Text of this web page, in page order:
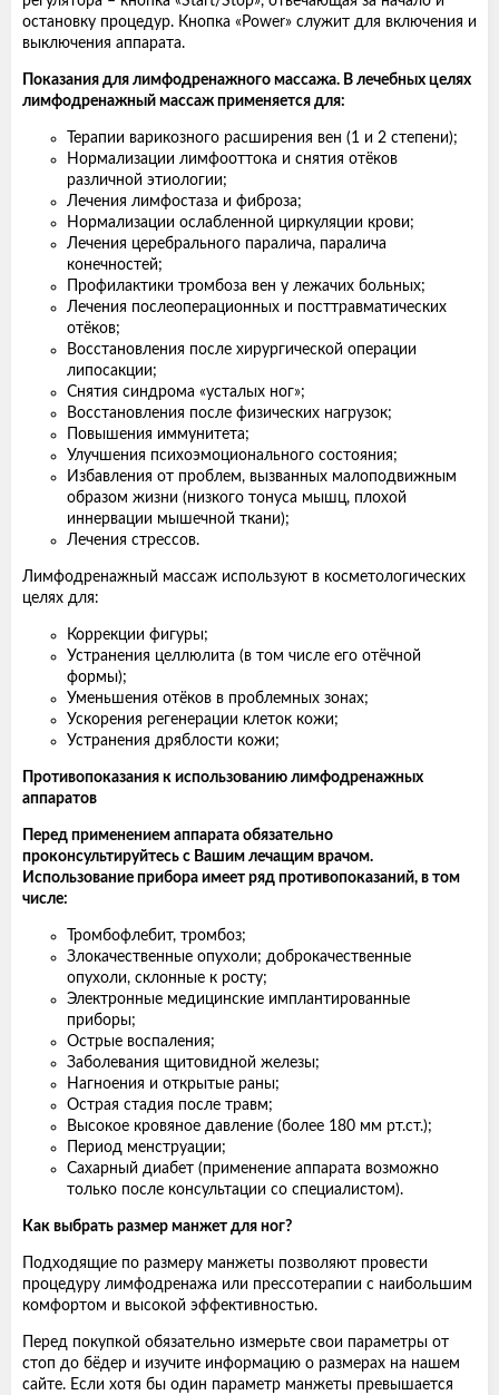
остановку процедур. Кнопка «Power» служит для включения и
выключения аппарата.
Показания для лимфодренажного массажа. В лечебных целях
лимфодренажный массаж применяется для:
Терапии варикозного расширения вен (1 и 2 степени);
Нормализации лимфооттока и снятия отёков
различной этиологии;
Лечения лимфостаза и фиброза;
Нормализации ослабленной циркуляции крови;
Лечения церебрального паралича, паралича
конечностей;
Профилактики тромбоза вен у лежачих больных;
Лечения послеоперационных и посттравматических
отёков;
Восстановления после хирургической операции
липосакции;
Снятия синдрома «усталых ног»;
Восстановления после физических нагрузок;
Повышения иммунитета;
Улучшения психоэмоционального состояния;
Избавления от проблем, вызванных малоподвижным
образом жизни (низкого тонуса мышц, плохой
иннервации мышечной ткани);
Лечения стрессов.
Лимфодренажный массаж используют в косметологических
целях для:
Коррекции фигуры;
Устранения целлюлита (в том числе его отёчной
формы);
Уменьшения отёков в проблемных зонах;
Ускорения регенерации клеток кожи;
Устранения дряблости кожи;
Противопоказания к использованию лимфодренажных
аппаратов
Перед применением аппарата обязательно
проконсультируйтесь с Вашим лечащим врачом.
Использование прибора имеет ряд противопоказаний, в том
числе:
Тромбофлебит, тромбоз;
Злокачественные опухоли; доброкачественные
опухоли, склонные к росту;
Электронные медицинские имплантированные
приборы;
Острые воспаления;
Заболевания щитовидной железы;
Нагноения и открытые раны;
Острая стадия после травм;
Высокое кровяное давление (более 180 мм рт.ст.);
Период менструации;
Сахарный диабет (применение аппарата возможно
только после консультации со специалистом).
Как выбрать размер манжет для ног?
Подходящие по размеру манжеты позволяют провести
процедуру лимфодренажа или прессотерапии с наибольшим
комфортом и высокой эффективностью.
Перед покупкой обязательно измерьте свои параметры от
стоп до бёдер и изучите информацию о размерах на нашем
сайте. Если хотя бы один параметр манжеты превышается